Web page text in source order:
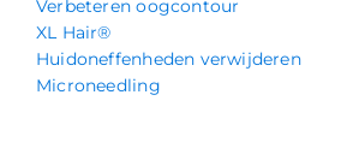
Verbeteren oogcontour
XL Hair®
Huidoneffenheden verwijderen
Microneedling